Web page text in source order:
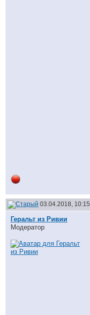
03.04.2018, 10:15
Геральт из Ривии
Модератор